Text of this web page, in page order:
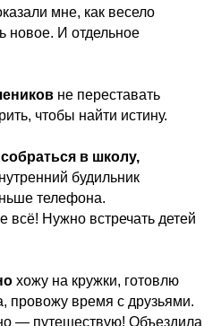
мне, как весело
новое. И отдельное
не переставать
чтобы найти истину.
в школу,
будильник
телефона.
всё! Нужно встречать детей
хожу на кружки, готовлю
провожу время с друзьями.
— путешествую! Объездила